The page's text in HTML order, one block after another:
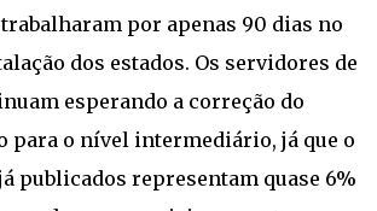
por apenas 90 dias no
dos estados. Os servidores de
esperando a correção do
para o nível intermediário, já que o
publicados representam quase 6%